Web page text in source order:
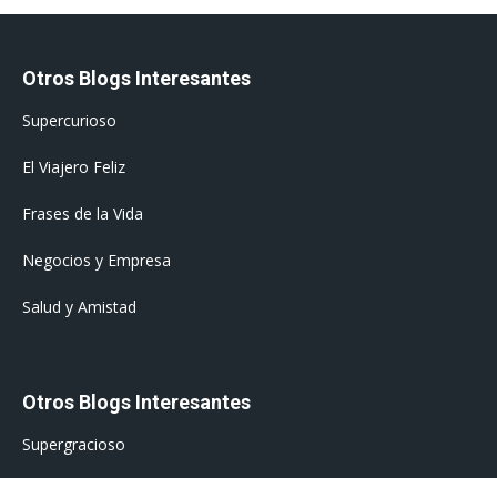
Otros Blogs Interesantes
Supercurioso
El Viajero Feliz
Frases de la Vida
Negocios y Empresa
Salud y Amistad
Otros Blogs Interesantes
Supergracioso